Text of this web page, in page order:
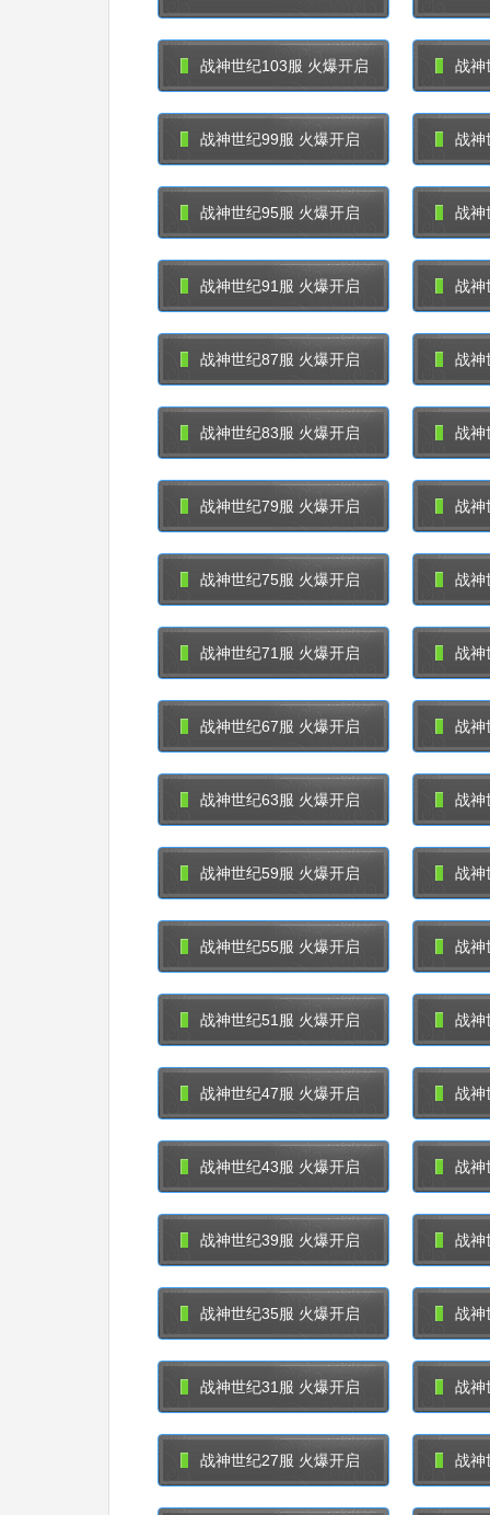
战神世纪103服 火爆开启 战神
战神世纪99服 火爆开启 战神
战神世纪95服 火爆开启 战神
战神世纪91服 火爆开启 战神
战神世纪87服 火爆开启 战神
战神世纪83服 火爆开启 战神
战神世纪79服 火爆开启 战神
战神世纪75服 火爆开启 战神
战神世纪71服 火爆开启 战神
战神世纪67服 火爆开启 战神
战神世纪63服 火爆开启 战神
战神世纪59服 火爆开启 战神
战神世纪55服 火爆开启 战神
战神世纪51服 火爆开启 战神
战神世纪47服 火爆开启 战神
战神世纪43服 火爆开启 战神
战神世纪39服 火爆开启 战神
战神世纪35服 火爆开启 战神
战神世纪31服 火爆开启 战神
战神世纪27服 火爆开启 战神